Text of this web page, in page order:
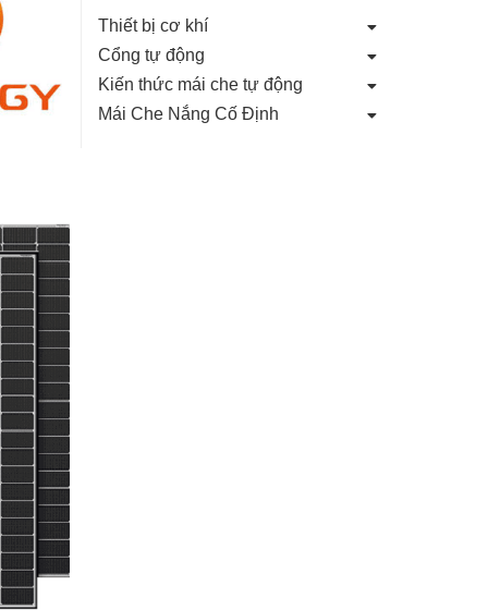
Thiết bị cơ khí
Cổng tự động
Kiến thức mái che tự động
Mái Che Nắng Cố Định